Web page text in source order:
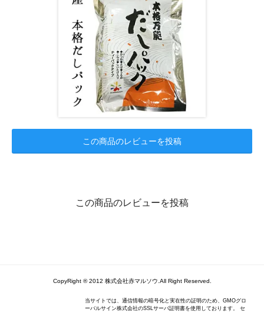
この商品のレビューを投稿
この商品のレビューを投稿
CopyRight ® 2012 株式会社赤マルソウ.All Right Reserved.
当サイトでは、通信情報の暗号化と実在性の証明のため、GMOグロ
ーバルサイン株式会社のSSLサーバ証明書を使用しております。 セ